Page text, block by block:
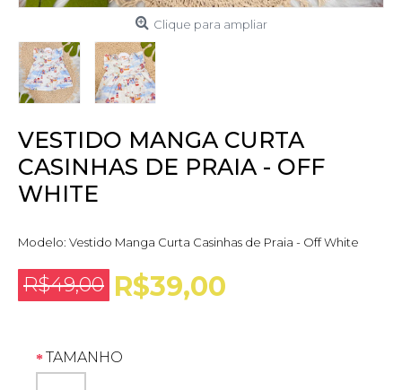
Clique para ampliar
VESTIDO MANGA CURTA
CASINHAS DE PRAIA - OFF
WHITE
Modelo: Vestido Manga Curta Casinhas de Praia - Off White
R$49,00 R$39,00
TAMANHO